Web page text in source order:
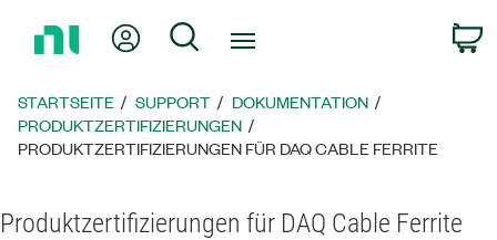
zur
Mein KontoSuche
STARTSEITE SUPPORT
DOKUMENTATION
PRODUKTZERTIFIZIERUNGEN
PRODUKTZERTIFIZIERUNGEN FÜR DAQ CABLE FERRITE
Produktzertifizierungen für DAQ Cable Ferrite